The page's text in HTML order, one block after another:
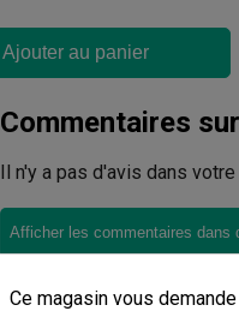
Ajouter au panier
Commentaires sur
Il n'y a pas d'avis dans
Afficher les commentaires dans
Ce magasin vous